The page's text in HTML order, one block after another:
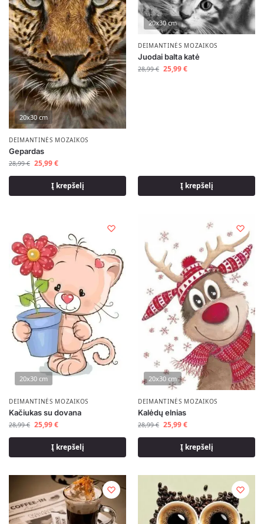
20x30 cm
DEIMANTINĖS MOZAIKOS
Gepardas
28,99€ 25,99€
Į krepšelį
20x30 cm
DEIMANTINĖS MOZAIKOS
Juodai balta katė
28,99€ 25,99€
Į krepšelį
20x30 cm
DEIMANTINĖS MOZAIKOS
Kačiukas su dovana
28,99€ 25,99€
Į krepšelį
20x30 cm
DEIMANTINĖS MOZAIKOS
Kalėdų elnias
28,99€ 25,99€
Į krepšelį